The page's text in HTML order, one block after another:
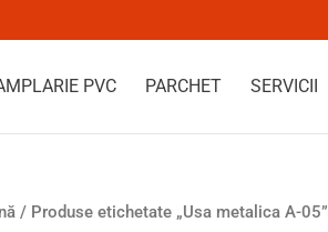
PVC PARCHET SERVICII
/ Produse etichetate „Usa metalica A-05”